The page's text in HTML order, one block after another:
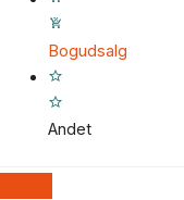
Bogudsalg
Andet